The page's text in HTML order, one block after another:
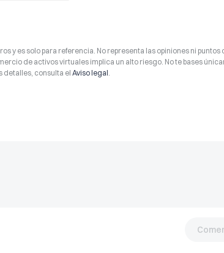
y es solo para referencia. No representa las opiniones ni puntos
de activos virtuales implica un alto riesgo. No te bases
detalles, consulta el Aviso legal.